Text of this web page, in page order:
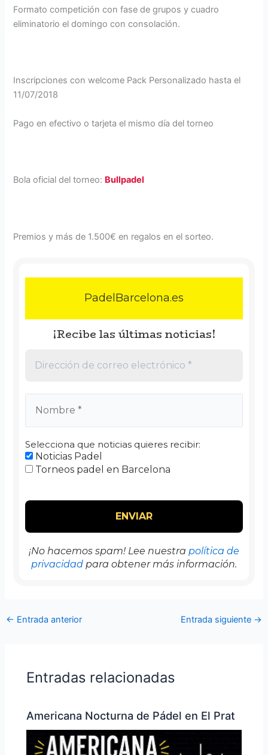
Formato competición con fase de grupos y cuadro
eliminatorio el domingo con consolación.
Inscripciones con welcome Pack Personalizado hasta el
11/07/2018
Pago en efectivo o tarjeta el mismo día del torneo
Bola oficial del torneo: Bullpadel
Premios y más de 1.500€ en regalos en el sorteo.
PadelBarcelona.es
¡Recibe las últimas noticias!
Selecciona que noticias quieres recibir:
Noticias Padel
Torneos padel en Barcelona
¡No hacemos spam! Lee nuestra política de
privacidad para obtener más información.
← Entrada anterior Entrada siguiente →
Entradas relacionadas
Americana Nocturna de Pádel en El Prat